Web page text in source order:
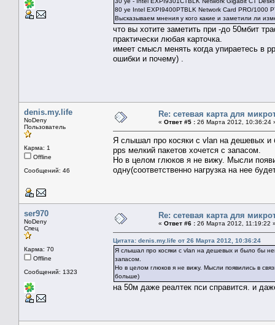
80 ye Intel EXPI9400PTBLK Network Card PRO/1000
Высказываем мнения у кого какие и заметили ли
что вы хотите заметить при -до 50мбит
практически любая карточка.
имеет смысл менять когда упираетесь в
ошибки и почему) .
denis.my.life
NoDeny
Пользователь
Карма: 1
Offline
Сообщений: 46
Re: сетевая карта для
« Ответ #5 : 26 Марта 2012, 10:36:24
Я слышал про косяки с vlan на дешевых и
pps мелкий пакетов хочется с запасом.
Но в целом глюков я не вижу. Мысли
одну(соответственно нагрузка на нее
ser970
NoDeny
Спец
Карма: 70
Offline
Сообщений: 1323
Re: сетевая карта для
« Ответ #6 : 26 Марта 2012, 11:19:22
Цитата: denis.my.life от 26 Марта 2012, 10:36:24
Я слышал про косяки с vlan на дешевых и было бы
запасом.
Но в целом глюков я не вижу. Мысли появились в
больше)
на 50м даже реалтек пси справится. и